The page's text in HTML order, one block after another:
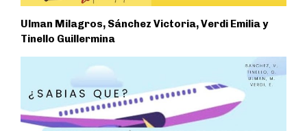
Ulman Milagros, Sánchez Victoria, Verdi Emilia y
Tinello Guillermina